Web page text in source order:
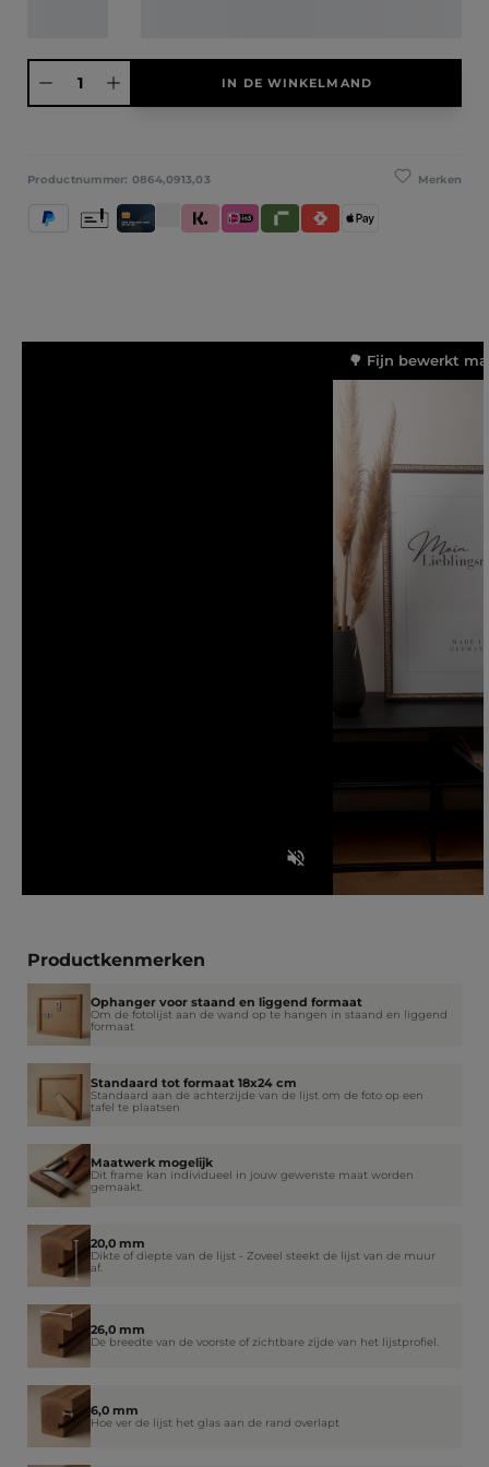
IN DE WINKELMAND
Merken
Productnummer: 0864,0913,03
PayPal Creditcard / BetaalpasKlarna (Achteraf betalen / In delen betalen /
iDeal IN3RivertySatispayApple Pay
Vooruitbetaling
🌳 Fijn bewerkt
Productkenmerken
Ophanger voor staand en liggend formaat
Om de fotolijst aan de wand op te hangen in staand en liggend
formaat
Standaard tot formaat 18x24 cm
Standaard aan de achterzijde van de lijst om de foto op een
tafel te plaatsen
Maatwerk mogelijk
Dit frame kan individueel in jouw gewenste maat worden
gemaakt.
20,0 mm
Dikte of diepte van de lijst - Zoveel steekt de lijst van de muur
af.
26,0 mm
De breedte van de voorste of zichtbare zijde van het lijstprofiel.
6,0 mm
Hoe ver de lijst het glas aan de rand overlapt